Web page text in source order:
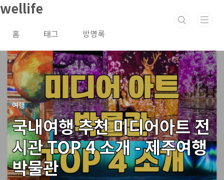
본문 바로가기
wellife
홈 태그 방명록
여행
국내여행 추천 미디어아트 전
시관 TOP 4 소개 - 제주여행
박물관